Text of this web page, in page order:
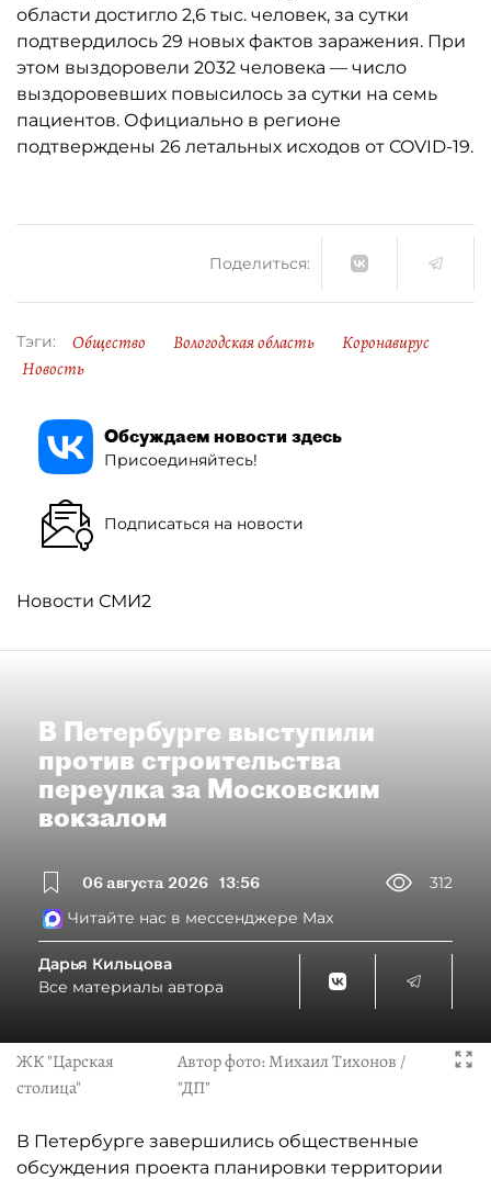
области достигло 2,6 тыс. человек, за сутки
подтвердилось 29 новых фактов заражения. При
этом выздоровели 2032 человека — число
выздоровевших повысилось за сутки на семь
пациентов. Официально в регионе
подтверждены 26 летальных исходов от COVID-19.
Поделиться:
Тэги: Общество Вологодская область
Коронавирус
Новость
Обсуждаем новости здесь
Присоединяйтесь!
Подписаться на новости
Новости СМИ2
В Петербурге выступили
против строительства
переулка за Московским
вокзалом
06 августа 2026 13:56
312
Читайте нас в мессенджере Max
Дарья Кильцова
Все материалы автора
ЖК "Царская
столица"
Автор фото:Михаил Тихонов /
"ДП"
В Петербурге завершились общественные
обсуждения проекта планировки территории